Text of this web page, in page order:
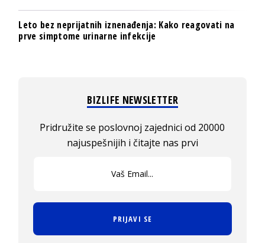
Leto bez neprijatnih iznenađenja: Kako reagovati na
prve simptome urinarne infekcije
BIZLIFE NEWSLETTER
Pridružite se poslovnoj zajednici od 20000
najuspešnijih i čitajte nas prvi
PRIJAVI SE